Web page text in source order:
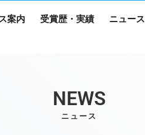
案内 受賞歴・実績 ニュース
NEWS
ニュース